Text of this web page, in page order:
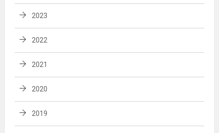
2023
2022
2021
2020
2019